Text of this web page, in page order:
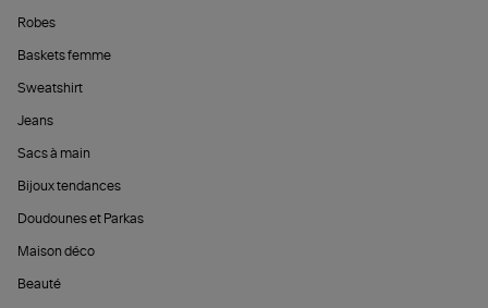
Robes
Baskets femme
Sweatshirt
Jeans
Sacs à main
Bijoux tendances
Doudounes et Parkas
Maison déco
Beauté